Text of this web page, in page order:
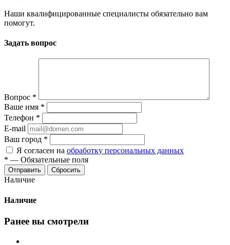
Наши квалифицированные специалисты обязательно вам
помогут.
Задать вопрос
Вопрос *
Ваше имя *
Телефон *
E-mail
Ваш город *
Я согласен на обработку персональных данных
* — Обязательные поля
Сбросить
Наличие
Наличие
Ранее вы смотрели